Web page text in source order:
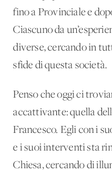
fino a Provinciale e
Ciascuno da
diverse, cercando in
sfide di questa società.
Penso che oggi ci
accattivante: quella
Francesco. Egli con i
e i suoi interventi sta
Chiesa, cercando di